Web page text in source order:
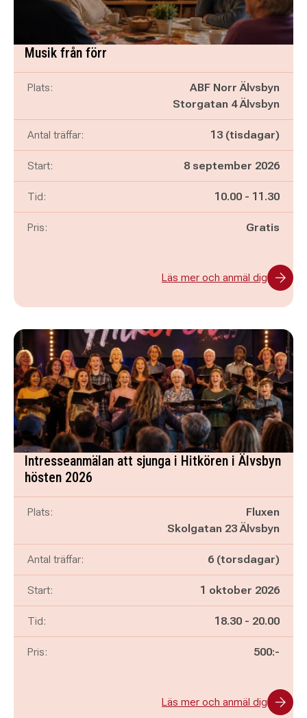
Musik från förr
Plats:
ABF Norr Älvsbyn
Storgatan 4 Älvsbyn
Antal träffar: 13 (tisdagar)
Start: 8 september 2026
Tid: Pågår mellan
10.00 - och
11.30
Pris: Gratis
Läs mer och anmäl dig
Intresseanmälan att sjunga i Hitkören i Älvsbyn
hösten 2026
Plats:
Fluxen
Skolgatan 23 Älvsbyn
Antal träffar: 6 (torsdagar)
Start: 1 oktober 2026
Tid: Pågår mellan
18.30 - och
20.00
Pris: 500:-
Läs mer och anmäl dig